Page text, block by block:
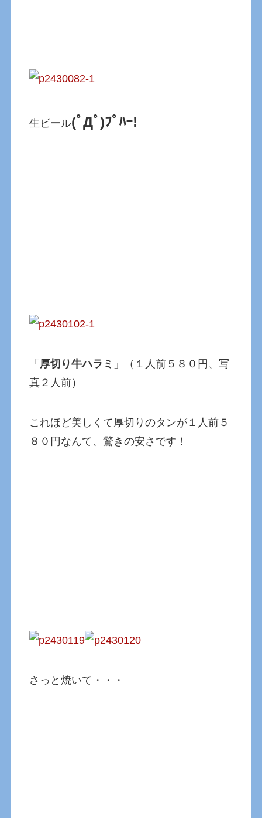
生ビール(ﾟДﾟ)ﾌﾟﾊｰ!
「 厚切り牛ハラミ 」（１人前５８０円、写
真２人前）
これほど美しくて厚切りのタンが１人前５
８０円なんて、驚きの安さです！
さっと焼いて・・・